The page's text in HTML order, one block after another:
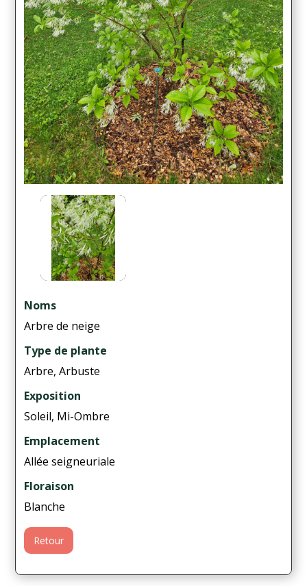
Noms
Arbre de neige
Type de plante
Arbre, Arbuste
Exposition
Soleil, Mi-Ombre
Emplacement
Allée seigneuriale
Floraison
Blanche
Retour